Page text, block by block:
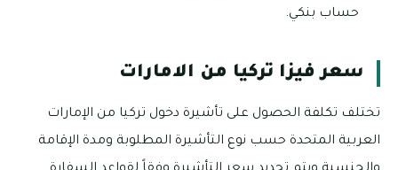
حساب بنكي.
سعر فيزا تركيا من الامارات
تختلف تكلفة الحصول على تأشيرة دخول تركيا من الإمارات
العربية المتحدة حسب نوع التأشيرة المطلوبة ومدة الإقامة